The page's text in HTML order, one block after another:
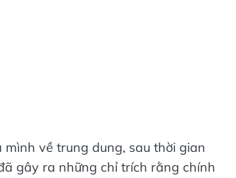
mình về trung dung, sau thời gian
gây ra những chỉ trích rằng chính